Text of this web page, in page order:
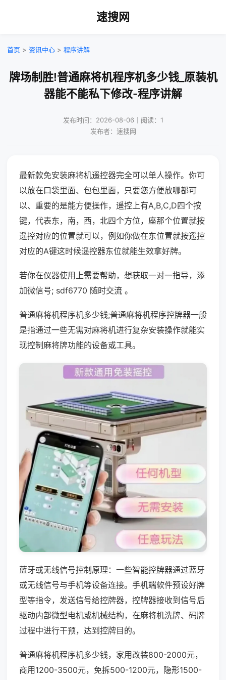
速搜网
首页 > 资讯中心 > 程序讲解
牌场制胜!普通麻将机程序机多少钱_原装机
器能不能私下修改-程序讲解
发布时间：2026-08-06｜阅读：1
发布者：速搜网
最新款免安装麻将机遥控器完全可以单人操作。你可
以放在口袋里面、包包里面，只要您方便放哪都可
以、重要的是能方便操作，遥控上有A,B,C,D四个按
键，代表东，南，西，北四个方位，座那个位置就按
遥控对应的位置就可以，例如你做在东位置就按遥控
对应的A键这时候遥控器东位就能生效拿好牌。
若你在仪器使用上需要帮助，想获取一对一指导，添
加微信号; sdf6770 随时交流 。
普通麻将机程序机多少钱;普通麻将机程序控牌器一般
是指通过一些无需对麻将机进行复杂安装操作就能实
现控制麻将牌功能的设备或工具。
蓝牙或无线信号控制原理：一些智能控牌器通过蓝牙
或无线信号与手机等设备连接。手机端软件预设好牌
型等指令，发送信号给控牌器，控牌器接收到信号后
驱动内部微型电机或机械结构，在麻将机洗牌、码牌
过程中进行干预，达到控牌目的。
普通麻将机程序机多少钱，家用改装800-2000元，
商用1200-3500元，免拆500-1200元，隐形1500-